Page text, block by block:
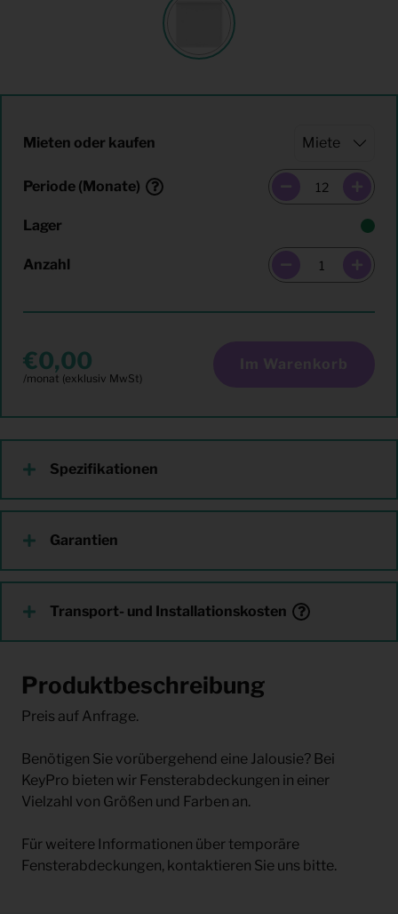
Mieten oder kaufen
Periode (Monate)
Lager
Anzahl
0,00 Im Warenkorb
Spezifikationen
Garantien
Transport- und Installationskosten
Produktbeschreibung
Preis auf Anfrage.
Benötigen Sie vorübergehend eine Jalousie? Bei
KeyPro bieten wir Fensterabdeckungen in einer
Vielzahl von Größen und Farben an.
Für weitere Informationen über temporäre
Fensterabdeckungen, kontaktieren Sie uns bitte.